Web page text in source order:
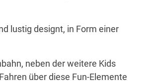
lustig designt, in Form einer
neben der weitere Kids
über diese Fun-Elemente